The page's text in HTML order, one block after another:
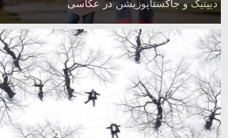
دیپتیک و جاکستا‌پوزیشن در عکاسی